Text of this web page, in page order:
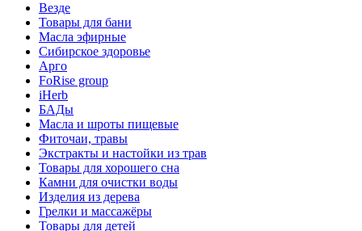
Везде
Товары для бани
Масла эфирные
Сибирское здоровье
Арго
FoRise group
iHerb
БАДы
Масла и шроты пищевые
Фиточаи, травы
Экстракты и настойки из трав
Товары для хорошего сна
Камни для очистки воды
Изделия из дерева
Грелки и массажёры
Товары для детей